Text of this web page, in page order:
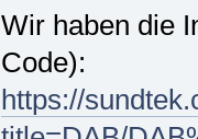
Wir haben die
Code):
https://